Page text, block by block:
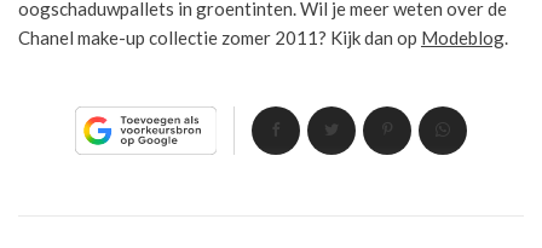
oogschaduwpallets in groentinten. Wil je meer weten over de
Chanel make-up collectie zomer 2011? Kijk dan op Modeblog.